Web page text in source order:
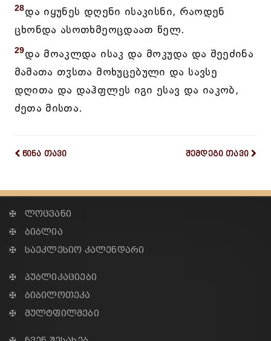
28და იყუნეს დღენი ისაკისნი, რაოდენ
ცხონდა ასოთხმეოცდაათ წელ.
29და მოაკლდა ისაკ და მოკუდა და შეეძინა
მამათა თჳსთა მოხუცებული და სავსე
დღითა და დაჰფლეს იგი ესავ და იაკობ,
ძეთა მისთა.
წინა თავი შემდეგი თავი
✠ ლოცვანი
✠ ბიბლია
✠ საეკლესიო კალენდარი
✠ პუბლიკაციები
✠ ბიბილოთეკა
✠ მულტფილმები